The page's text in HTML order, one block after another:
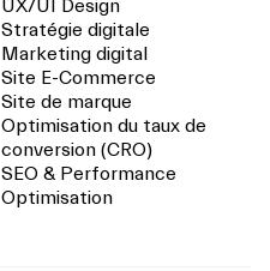
UX/UI Design
Stratégie digitale
Marketing digital
Site E-Commerce
Site de marque
Optimisation du taux de
conversion (CRO)
SEO & Performance
Optimisation